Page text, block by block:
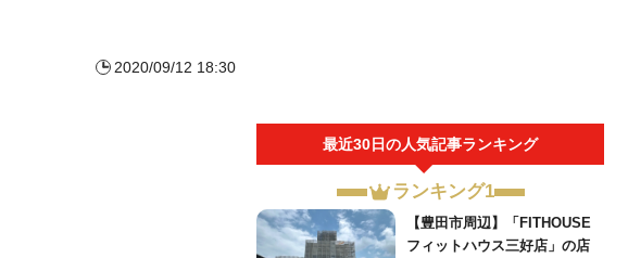
2020/09/12 18:30
最近30日の人気記事ランキング
ランキング1
【豊田市周辺】「FITHOUSE
フィットハウス三好店」の店